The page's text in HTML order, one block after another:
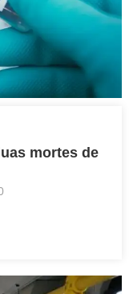
mortes de